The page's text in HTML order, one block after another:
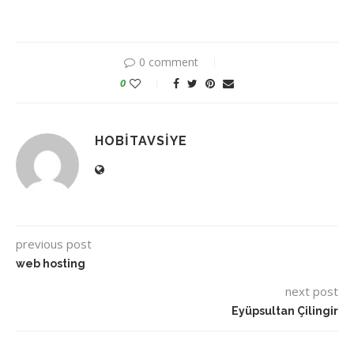
0 comment
0
HOBITAVSIYE
previous post
web hosting
next post
Eyüpsultan Çilingir